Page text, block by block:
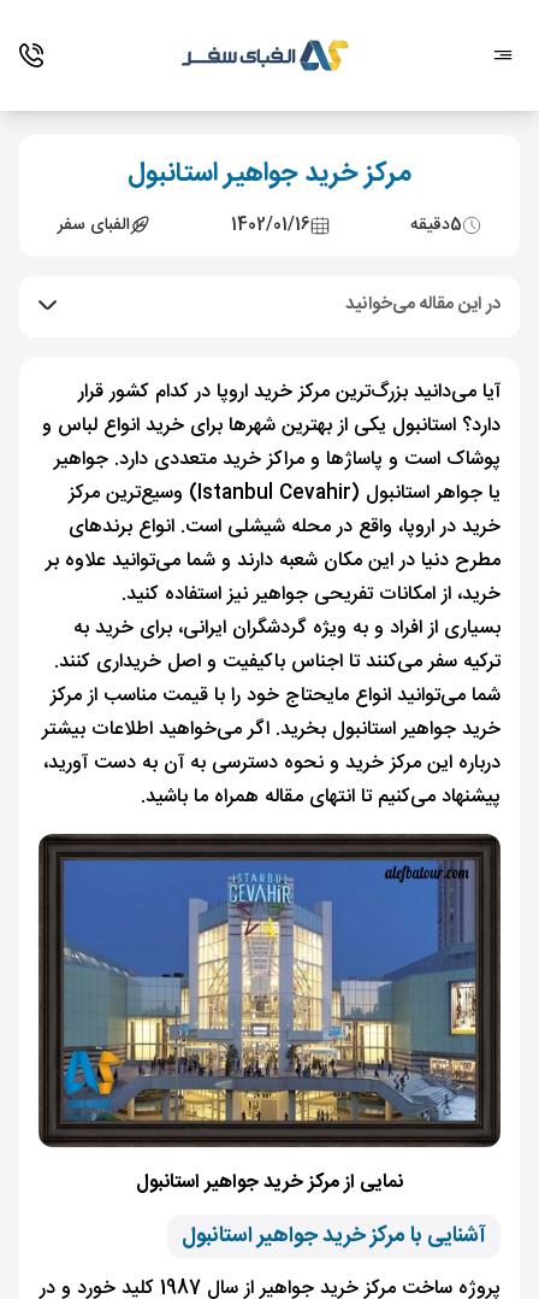
مرکز خرید جواهیر استانبول
5دقیقه 1402/01/16 الفبای سفر
در این مقاله می‌خوانید
آیا می‌دانید بزرگ‌ترین مرکز خرید اروپا در کدام کشور قرار
دارد؟ استانبول یکی از بهترین شهرها برای خرید انواع لباس و
پوشاک است و پاساژها و مراکز خرید متعددی دارد. جواهیر
یا جواهر استانبول (Istanbul Cevahir) وسیع‌ترین مرکز
خرید در اروپا، واقع در محله شیشلی است. انواع برندهای
مطرح دنیا در این مکان شعبه دارند و شما می‌توانید علاوه بر
خرید، از امکانات تفریحی جواهیر نیز استفاده کنید.
بسیاری از افراد و به ویژه گردشگران ایرانی، برای خرید به
ترکیه سفر می‌کنند تا اجناس باکیفیت و اصل خریداری کنند.
شما می‌توانید انواع مایحتاج خود را با قیمت مناسب از مرکز
خرید جواهیر استانبول بخرید. اگر می‌خواهید اطلاعات بیشتر
درباره این مرکز خرید و نحوه دسترسی به آن به دست آورید،
پیشنهاد می‌کنیم تا انتهای مقاله همراه ما باشید.
نمایی از مرکز خرید جواهیر استانبول
آشنایی با مرکز خرید جواهیر استانبول
پروژه ساخت مرکز خرید جواهیر از سال 1987 کلید خورد و در